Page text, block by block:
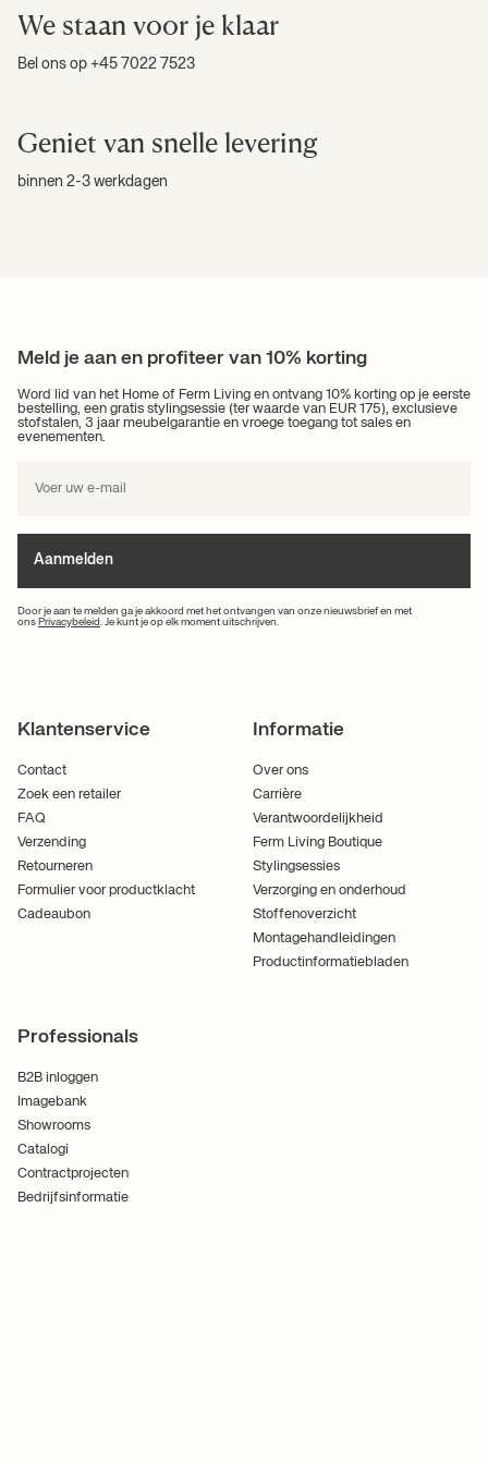
We staan voor je klaar
Bel ons op +45 7022 7523
Geniet van snelle levering
binnen 2-3 werkdagen
Meld je aan en profiteer van 10% korting
Word lid van het Home of Ferm Living en ontvang 10% korting op je eerste
bestelling, een gratis styling­sessie (ter waarde van EUR 175), exclusieve
stofstalen, 3 jaar meubelgarantie en vroege toegang tot sales en
evenementen.
Door je aan te melden ga je akkoord met het ontvangen van onze nieuwsbrief en met
ons Privacybeleid . Je kunt je op elk moment uitschrijven.
Aanmelden
Klantenservice
Contact
Zoek een retailer
FAQ
Verzending
Retourneren
Formulier voor productklacht
Cadeaubon
Informatie
Over ons
Carrière
Verantwoordelijkheid
Ferm Living Boutique
Stylingsessies
Verzorging en onderhoud
Stoffenoverzicht
Montagehandleidingen
Productinformatiebladen
Professionals
B2B inloggen
Imagebank
Showrooms
Catalogi
Contractprojecten
Bedrijfsinformatie